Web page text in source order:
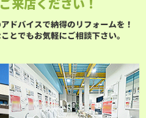
ームをご検討中の方は、 是非と
い！！
せは▷こちら◁ ＼福知山・北近
畿でのリフォーム、お気軽にご
相談ください／ リフォーム専門
ります。 福知山市 / 綾部市 / 与
謝野町 /丹波市 / リフォームを
ご検討中の方は、 是非とも一度
ご来場・ご相談ください！！
お得にしたい」 「綾部市・丹波
市でトイレリフォームを検討し
ている」 そんな方にとって、費
方のみへのご案内になります。
地域密着だからこそ、気軽に相
談できます リフォームは、すぐ
に決める必要はありません。 大
は、 ・自動脱臭 ・フチなし形
状 ・汚れがつきにくいコーティ
ング など、におい・黒ずみ対策
上使用している場合は、交換す
ると驚くほど掃除がラクになり
ます。 【② 床の張替えでにお
いを大幅カット】 実は、におい
の6〜7割は“床”に原因があると
リフォーム」「給湯器交換」な
くと安心です。 工事のご相談だ
けでもOK！小さな修繕やリフ
ください。
最後に これから
も地域の皆さまの暮らしに寄り
添うリフォーム店として、 「頼
んでよかった」と思っていただ